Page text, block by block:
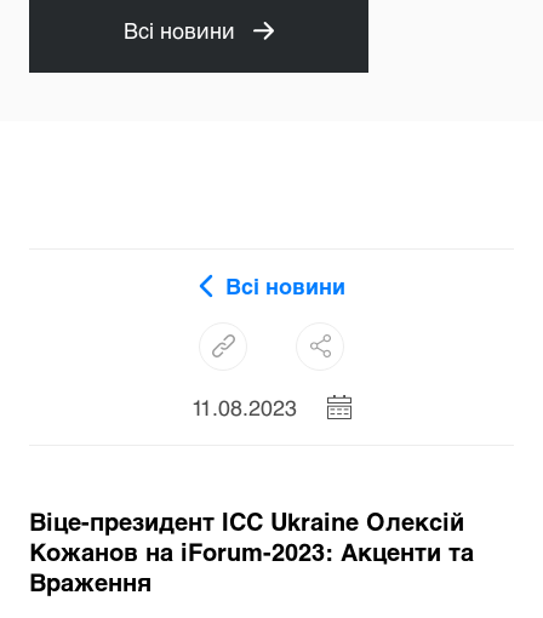
Всі новини
Всі новини
11.08.2023
Віце-президент ICC Ukraine Олексій
Кожанов на iForum-2023: Акценти та
Враження